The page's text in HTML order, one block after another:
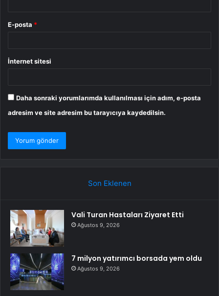
E-posta *
İnternet sitesi
Daha sonraki yorumlarımda kullanılması için adım, e-posta
adresim ve site adresim bu tarayıcıya kaydedilsin.
Son Eklenen
Vali Turan Hastaları Ziyaret Etti
Ağustos 9, 2026
7 milyon yatırımcı borsada yem oldu
Ağustos 9, 2026